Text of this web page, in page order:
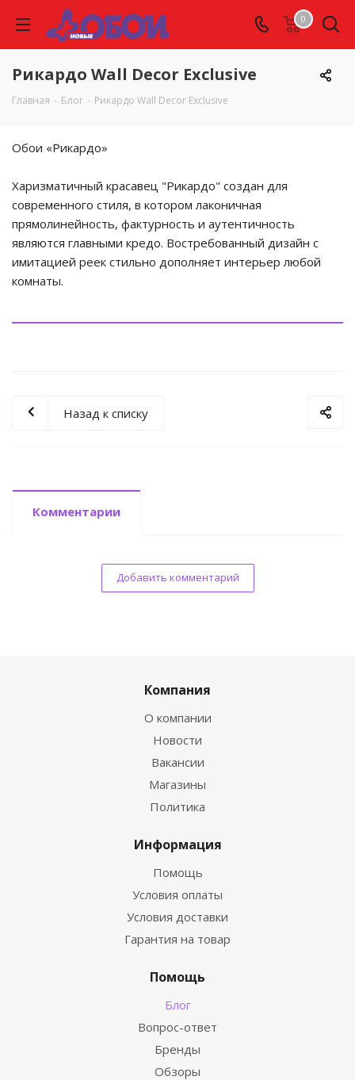
0
Рикардо Wall Decor Exclusive
Главная - Блог - Рикардо Wall Decor Exclusive
Обои «Рикардо»
Харизматичный красавец "Рикардо" создан для
современного стиля, в котором лаконичная
прямолинейность, фактурность и аутентичность
являются главными кредо. Востребованный дизайн с
имитацией реек стильно дополняет интерьер любой
комнаты.
Назад к списку
Комментарии
Добавить комментарий
Компания
О компании
Новости
Вакансии
Магазины
Политика
Информация
Помощь
Условия оплаты
Условия доставки
Гарантия на товар
Помощь
Блог
Вопрос-ответ
Бренды
Обзоры